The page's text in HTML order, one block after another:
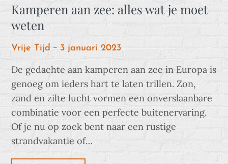
Kamperen aan zee: alles wat je moet
weten
Vrije Tijd
Posted
3 januari 2023
De gedachte aan kamperen aan zee in Europa is
genoeg om ieders hart te laten trillen. Zon,
zand en zilte lucht vormen een onverslaanbare
combinatie voor een perfecte buitenervaring.
Of je nu op zoek bent naar een rustige
strandvakantie of…